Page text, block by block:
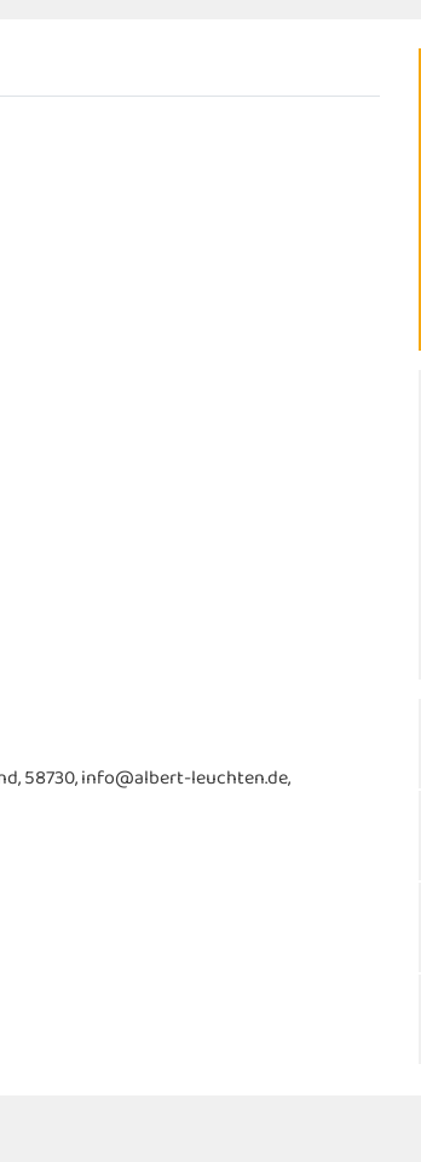
58730, info@albert-leuchten.de,